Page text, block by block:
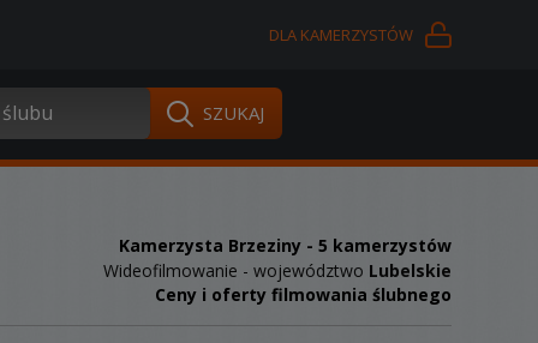
DLA KAMERZYSTÓW
Kamerzysta Brzeziny - 5 kamerzystów
Wideofilmowanie - województwo Lubelskie
Ceny i oferty filmowania ślubnego